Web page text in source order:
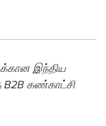
இந்திய
கண்காட்சி